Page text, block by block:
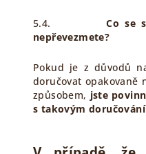
5.4.
Co se
nepřevezmete?
Pokud je z důvodů
doručovat opakovaně
způsobem, jste
s takovým